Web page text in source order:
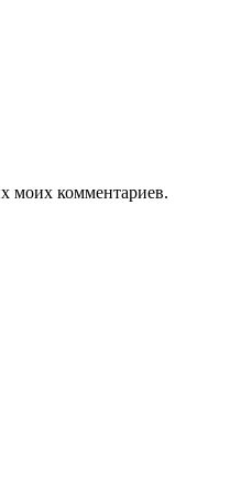
моих комментариев.